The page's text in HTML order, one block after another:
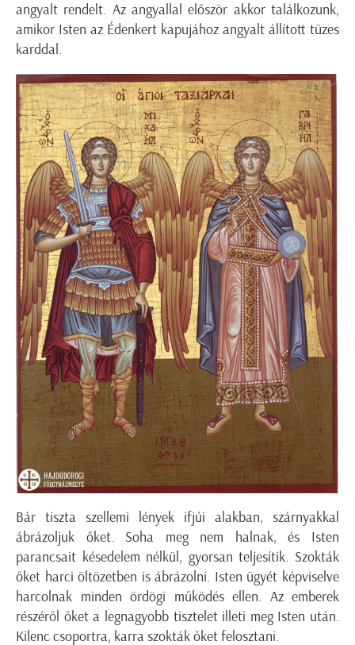
angyalt rendelt. Az angyallal először akkor találkozunk,
amikor Isten az Édenkert kapujához angyalt állított tüzes
karddal.
Bár tiszta szellemi lények ifjúi alakban, szárnyakkal
ábrázoljuk őket. Soha meg nem halnak, és Isten
parancsait késedelem nélkül, gyorsan teljesítik. Szokták
őket harci öltözetben is ábrázolni. Isten ügyét képviselve
harcolnak minden ördögi működés ellen. Az emberek
részéről őket a legnagyobb tisztelet illeti meg Isten után.
Kilenc csoportra, karra szokták őket felosztani.